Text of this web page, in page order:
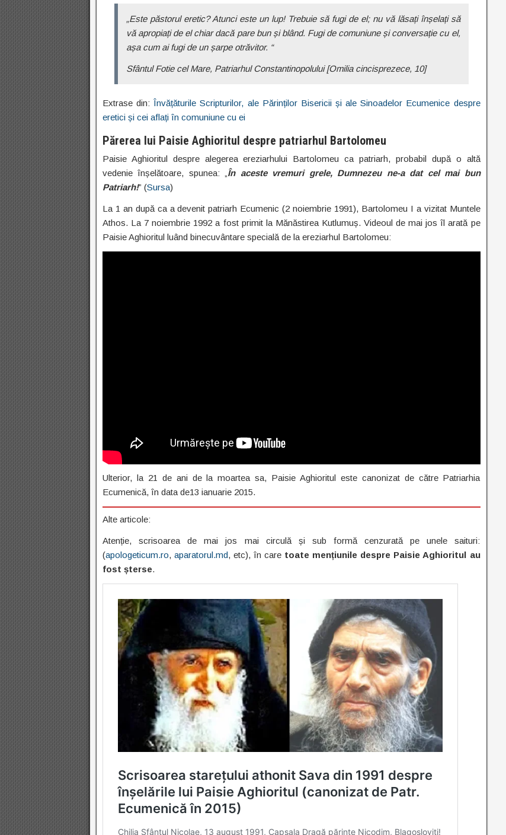
„Este păstorul eretic? Atunci este un lup! Trebuie să fugi de el; nu vă lăsați înșelați să
vă apropiați de el chiar dacă pare bun și blând. Fugi de comuniune și conversație cu el,
așa cum ai fugi de un șarpe otrăvitor. “
Sfântul Fotie cel Mare, Patriarhul Constantinopolului [Omilia cincisprezece, 10]
Extrase din:Învățăturile Scripturilor, ale Părinților Bisericii și ale Sinoadelor Ecumenice despre
eretici și cei aflați în comuniune cu ei
Părerea lui Paisie Aghioritul despre patriarhul Bartolomeu
Paisie Aghioritul despre alegerea ereziarhului Bartolomeu ca patriarh, probabil după o altă
vedenie înșelătoare, spunea: „ În aceste vremuri grele, Dumnezeu ne-a dat cel mai bun
Patriarh!” (Sursa)
La 1 an după ca a devenit patriarh Ecumenic (2 noiembrie 1991), Bartolomeu I a vizitat Muntele
Athos. La 7 noiembrie 1992 a fost primit la Mănăstirea Kutlumuș. Videoul de mai jos îl arată pe
Paisie Aghioritul luând binecuvântare specială de la ereziarhul Bartolomeu:
Ulterior, la 21 de ani de la moartea sa, Paisie Aghioritul este canonizat de către Patriarhia
Ecumenică, în data de13 ianuarie 2015.
Alte articole:
Atenție, scrisoarea de mai jos mai circulă și sub formă cenzurată pe unele saituri:
(apologeticum.ro,aparatorul.md, etc), în care toate mențiunile despre Paisie Aghioritul au
fost șterse.